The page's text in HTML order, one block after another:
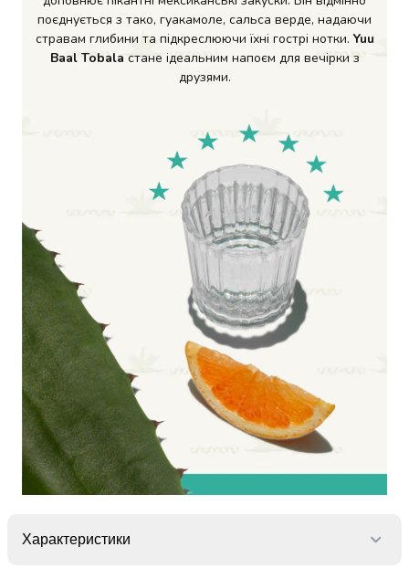
М'ясні
снеки
Рибні
снеки
Кукурудзяні
палички
Сушені
Солодка
вода
Енергетичні
напої
Молочні
продукти
Молоко
Згущене
поєднується з тако, гуакамоле, сальса верде, надаючи
стравам глибини та підкреслюючи їхні гострі нотки. Yuu
Baal Tobala стане ідеальним напоєм для вечірки з
друзями.
Характеристики